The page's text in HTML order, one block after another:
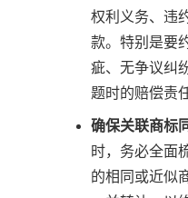
权利义务、违
款。特别是要
疵、无争议纠
题时的赔偿责
确保关联商标
时，务必全面
的相同或近似